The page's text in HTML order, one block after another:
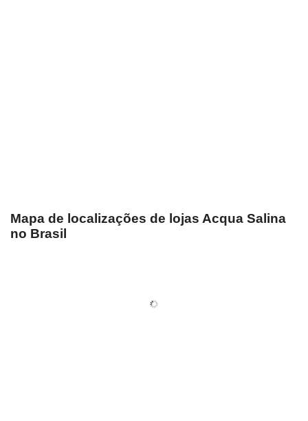
Mapa de localizações de lojas Acqua Salina
no Brasil